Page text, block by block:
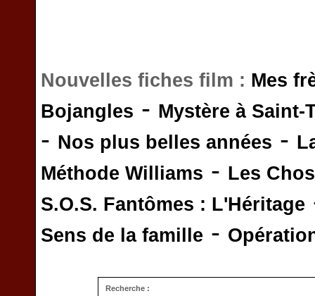
Nouvelles fiches film : Mes
Bojangles - Mystère à Saint-
- Nos plus belles années -
Méthode Williams - Les
S.O.S. Fantômes : L'Héritage
Sens de la famille -
Recherche :